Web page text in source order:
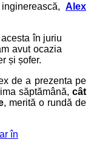
Alex
în juriu
avut ocazia
și șofer.
de a prezenta pe
săptămână, cât
, merită o rundă de
în